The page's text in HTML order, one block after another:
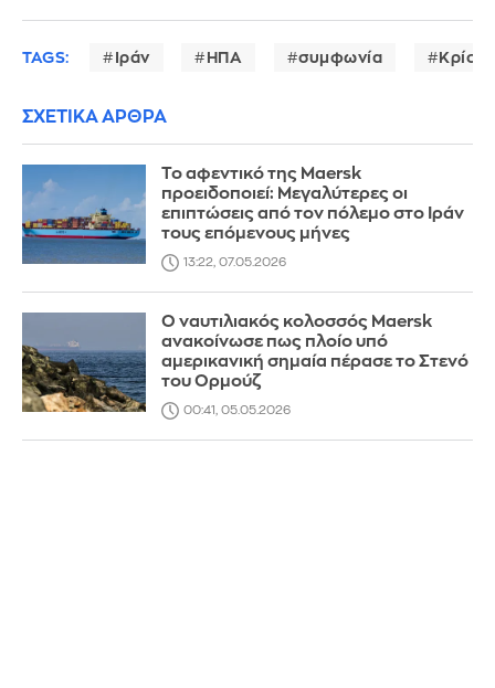
TAGS: Ιράν ΗΠΑ συμφωνία Κρίση
ΣΧΕΤΙΚΑ ΑΡΘΡΑ
Το αφεντικό της Maersk
προειδοποιεί: Mεγαλύτερες οι
επιπτώσεις από τον πόλεμο στο Ιράν
τους επόμενους μήνες
13:22, 07.05.2026
Ο ναυτιλιακός κολοσσός Maersk
ανακοίνωσε πως πλοίο υπό
αμερικανική σημαία πέρασε το Στενό
του Ορμούζ
00:41, 05.05.2026